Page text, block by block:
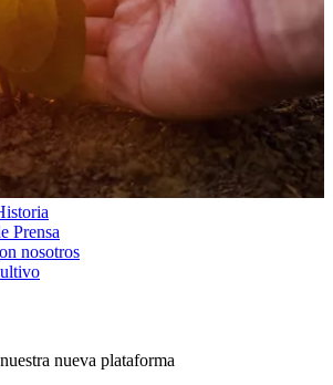
Prensa
nosotros
nueva plataforma